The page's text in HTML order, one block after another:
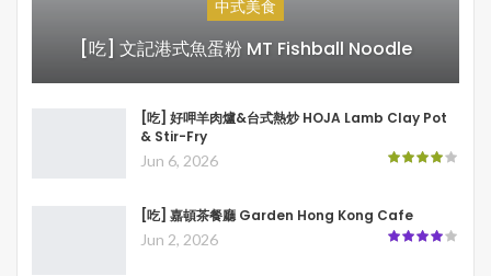
中式美食
[吃] 文記港式魚蛋粉 MT Fishball Noodle
[吃] 好呷羊肉爐&台式熱炒 HOJA Lamb Clay Pot
& Stir-Fry
Jun 6, 2026
[吃] 嘉頓茶餐廳 Garden Hong Kong Cafe
Jun 2, 2026